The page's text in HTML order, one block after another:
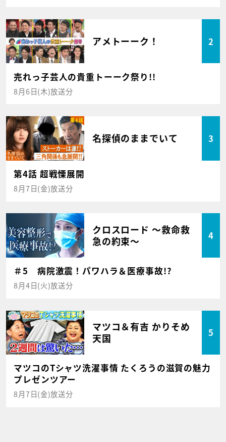
アメトーーク！ 2
売れっ子芸人の貴重トーーク祭り!!
8月6日(木)放送分
名探偵のままでいて 3
第4話 超戦慄展開
8月7日(金)放送分
クロスロード ～救命救
急の約束～
4
＃5 病院激震！パワハラ＆医療事故!?
8月4日(火)放送分
マツコ＆有吉 かりそめ
天国
5
マツコのTシャツ洗濯事情 たくろうの滋賀の魅力
プレゼンツアー
8月7日(金)放送分